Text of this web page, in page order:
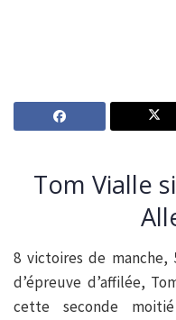
Tom Vialle
8 victoires de manche,
d’épreuve d’affilée,
cette seconde